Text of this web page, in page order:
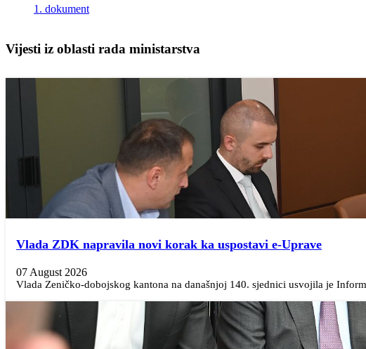
1. dokument
Vijesti iz oblasti rada ministarstva
Vlada ZDK napravila novi korak ka uspostavi e-Uprave
07 August 2026
Vlada Zeničko-dobojskog kantona na današnjoj 140. sjednici usvojila je